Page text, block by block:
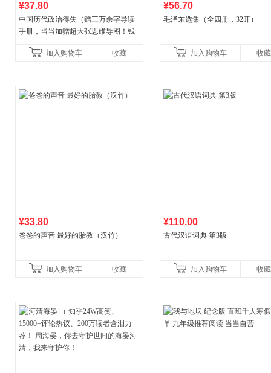
¥37.80
中国历代政治得失（赠三万余字导读
手册，当当加赠超大张思维导图！钱
书社最新修订！中学生
加入购物车 收藏
¥56.70
毛泽东选集（全四册，32开）
加入购物车 收藏
¥33.80
爸爸的声音 最好的胎教（汉竹）
加入购物车 收藏
¥110.00
古代汉语词典 第3版
加入购物车 收藏